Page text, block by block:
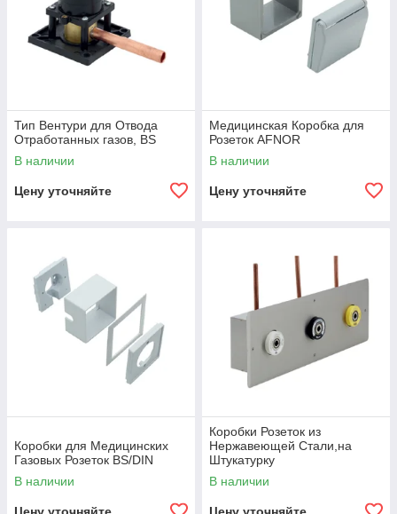
Тип Вентури для Отвода
Отработанных газов, BS
В наличии
Цену уточняйте
Медицинская Коробка для
Розеток AFNOR
В наличии
Цену уточняйте
Коробки для Медицинских
Газовых Розеток BS/DIN
В наличии
Коробки Розеток из
Нержавеющей Стали,на
Штукатурку
В наличии